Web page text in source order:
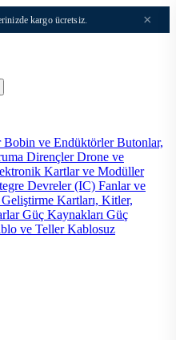
kargo ücretsiz. ×
Bobin ve EndüktörlerButonlar,
DirençlerDrone ve
Kartlar ve Modüller
Devreler (IC) Fanlar ve
Geliştirme Kartları, Kitler,
Güç Kaynakları Güç
ve TellerKablosuz